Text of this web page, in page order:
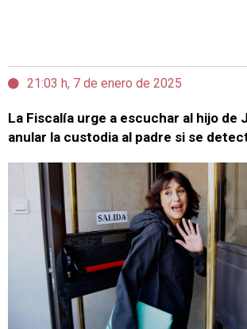
21:03 h, 7 de enero de 2025
La Fiscalía urge a escuchar al hijo de
anular la custodia al padre si se